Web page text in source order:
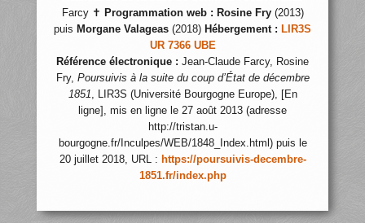
Farcy ✝ Programmation web : Rosine Fry(2013)
puis Morgane Valageas (2018) Hébergement : LIR3S
UR 7366 UBE
Référence électronique : Jean-Claude Farcy, Rosine
Fry, Poursuivis à la suite du coup d’État de décembre
1851, LIR3S (Université Bourgogne Europe), [En
ligne], mis en ligne le 27 août 2013 (adresse
http://tristan.u-
bourgogne.fr/Inculpes/WEB/1848_Index.html) puis le
20 juillet 2018, URL : https://poursuivis-decembre-
1851.fr/index.php